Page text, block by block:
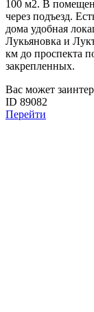
100 м2. В
через подъезд.
дома удобная
Лукьяновка и
км до проспекта
закрепленных.
Вас может
ID 89082
Перейти